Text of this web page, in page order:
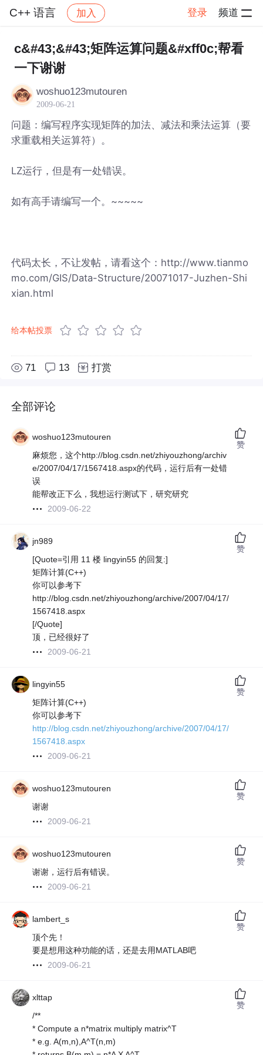
C++ 语言 加入 登录 频道
社区 C++ 语言 帖子详情
c&#43;&#43;矩阵运算问题&#xff0c;帮看
一下谢谢
woshuo123mutouren
2009-06-21
问题：编写程序实现矩阵的加法、减法和乘法运算（要
求重载相关运算符）。
LZ运行，但是有一处错误。
如有高手请编写一个。~~~~~
代码太长，不让发帖，请看这个：http://www.tianmo
mo.com/GIS/Data-Structure/20071017-Juzhen-Shi
xian.html
给本帖投票
71 13 打赏
全部评论
woshuo123mutouren
麻烦您，这个http://blog.csdn.net/zhiyouzhong/archiv
e/2007/04/17/1567418.aspx的代码，运行后有一处错
误
能帮改正下么，我想运行测试下，研究研究
2009-06-22
赞
jn989
[Quote=引用 11 楼 lingyin55 的回复:]
矩阵计算(C++)
你可以参考下
http://blog.csdn.net/zhiyouzhong/archive/2007/04/17/
1567418.aspx
[/Quote]
顶，已经很好了
2009-06-21
赞
lingyin55
矩阵计算(C++)
你可以参考下
http://blog.csdn.net/zhiyouzhong/archive/2007/04/17/
1567418.aspx
2009-06-21
赞
woshuo123mutouren
谢谢
2009-06-21
赞
woshuo123mutouren
谢谢，运行后有错误。
2009-06-21
赞
lambert_s
顶个先！
要是想用这种功能的话，还是去用MATLAB吧
2009-06-21
赞
xlttap
/**
* Compute a n*matrix multiply matrix^T
* e.g. A(m,n),A^T(n,m)
赞